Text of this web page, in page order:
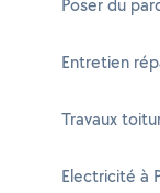
Poser du
Entretien
Travaux
Electricité à